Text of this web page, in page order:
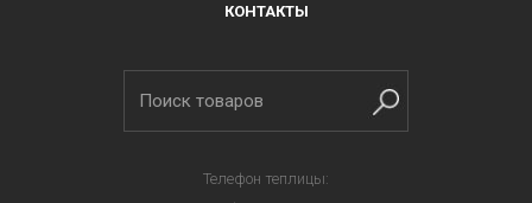
КОНТАКТЫ
Телефон теплицы: